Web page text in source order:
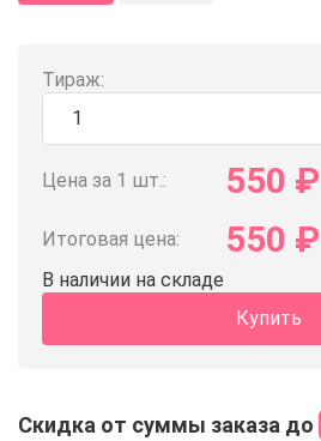
Тираж:
Цена за 1 шт.: 550 ₽
Итоговая цена: 550 ₽
В наличии на складе
Купить
Скидка от суммы заказа до